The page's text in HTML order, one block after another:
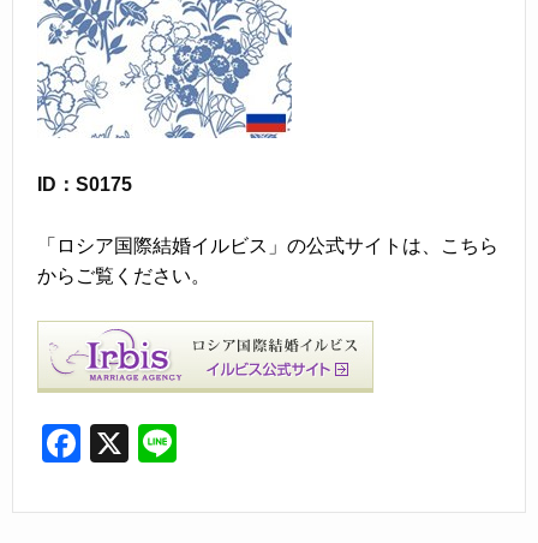
ID：S0175
「ロシア国際結婚イルビス」の公式サイトは、こちら
からご覧ください。
F
c
X
e